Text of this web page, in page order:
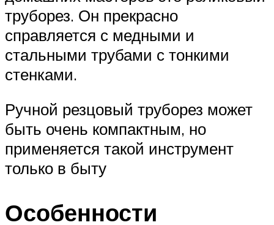
труборез. Он прекрасно
справляется с медными и
стальными трубами с тонкими
стенками.
Ручной резцовый труборез может
быть очень компактным, но
применяется такой инструмент
только в быту
Особенности